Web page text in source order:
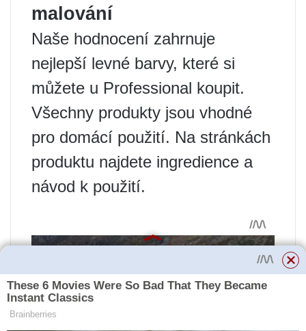
malování
Naše hodnocení zahrnuje
nejlepší levné barvy, které si
můžete u Professional koupit.
Všechny produkty jsou vhodné
pro domácí použití. Na stránkách
produktu najdete ingredience a
návod k použití.